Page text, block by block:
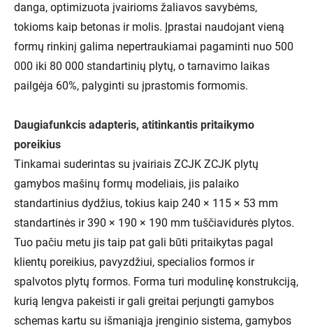
danga, optimizuota įvairioms žaliavos savybėms,
tokioms kaip betonas ir molis. Įprastai naudojant vieną
formų rinkinį galima nepertraukiamai pagaminti nuo 500
000 iki 80 000 standartinių plytų, o tarnavimo laikas
pailgėja 60%, palyginti su įprastomis formomis.
Daugiafunkcis adapteris, atitinkantis pritaikymo
poreikius
Tinkamai suderintas su įvairiais ZCJK ZCJK plytų
gamybos mašinų formų modeliais, jis palaiko
standartinius dydžius, tokius kaip 240 × 115 × 53 mm
standartinės ir 390 × 190 × 190 mm tuščiavidurės plytos.
Tuo pačiu metu jis taip pat gali būti pritaikytas pagal
klientų poreikius, pavyzdžiui, specialios formos ir
spalvotos plytų formos. Forma turi modulinę konstrukciją,
kurią lengva pakeisti ir gali greitai perjungti gamybos
schemas kartu su išmaniąja įrenginio sistema, gamybos